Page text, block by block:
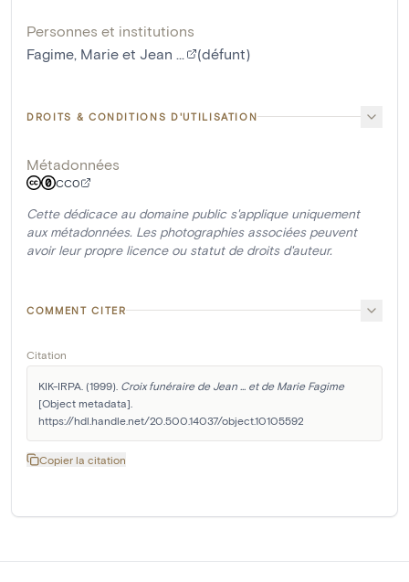
Personnes et institutions
Fagime, Marie et Jean ...
(défunt)
DROITS & CONDITIONS D'UTILISATION
Métadonnées
CC0
Cette dédicace au domaine public s'applique uniquement
aux métadonnées. Les photographies associées peuvent
avoir leur propre licence ou statut de droits d'auteur.
COMMENT CITER
Citation
KIK-IRPA. (1999). Croix funéraire de Jean ... et de Marie Fagime
[Object metadata].
https://hdl.handle.net/20.500.14037/object.10105592
Copier la citation